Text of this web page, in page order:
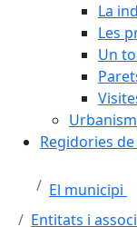
La
Les
Un
Regidories
El municipi
Entitats i